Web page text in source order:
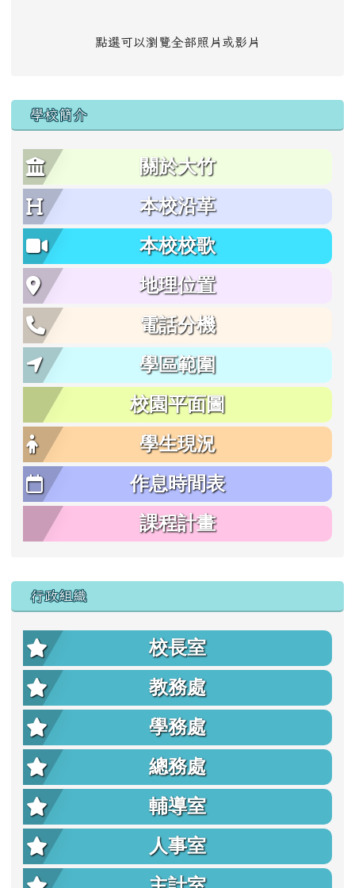
點選可以瀏覽全部照片或影片
學校簡介
關於大竹
本校沿革
本校校歌
地理位置
電話分機
學區範圍
校園平面圖
學生現況
作息時間表
課程計畫
行政組織
校長室
教務處
學務處
總務處
輔導室
人事室